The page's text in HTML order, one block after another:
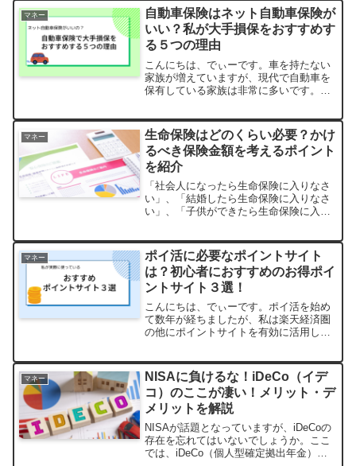
ようなものなのでしょうか？そして楽天
経済圏を始め方はどのようなものなので
しょうか。楽天経済圏歴３年ほどの私が
楽天経済圏の概要と2023年最新版の楽天
経済圏の始め方を初心者向けに解説しま
す。
マネー
自動車保険はネット自動車保険が
いい？私が大手損保をおすすめす
る５つの理由
こんにちは、でぃーです。車を持たない
家族が増えていますが、現代で自動車を
保有している家族は非常に多いです。車
で多くのネット保険会社（ダイレクト損
保）がPRをして、自動...
マネー
生命保険はどのくらい必要？かけ
るべき保険金額を考えるポイント
を紹介
「社会人になったら生命保険に入りなさ
い」、「結婚したら生命保険に入りなさ
い」、「子供ができたら生命保険に入り
人生の節目で生命保険に加入をしようと
決断する人は多いと思いま...
マネー
ポイ活に必要なポイントサイト
は？初心者におすすめのお得ポイ
ントサイト３選！
こんにちは、でぃーです。ポイ活を始め
て数年が経ちましたが、私は楽天経済圏
の他にポイントサイトを有効に活用して
ことがよくあり、ポイントサイトの認知
度が非常に少ないと感じて...
マネー
NISAに負けるな！iDeCo（イデ
コ）のここが凄い！メリット・デ
メリットを解説
NISAが話題となっていますが、iDeCoの
存在を忘れてはいないでしょうか。ここ
では、iDeCo（個人型確定拠出年金）の